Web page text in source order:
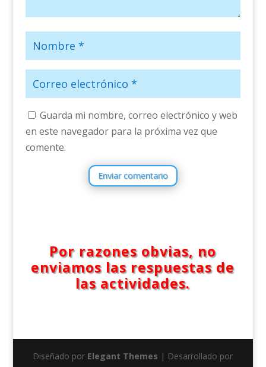
Guarda mi nombre, correo electrónico y web
en este navegador para la próxima vez que
comente.
Enviar comentario
Por razones obvias, no
enviamos las respuestas de
las actividades.
Diseñado por Elegant Themes | Desarrollado por